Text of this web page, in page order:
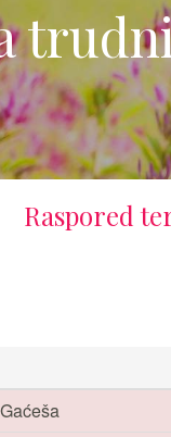
Raspored